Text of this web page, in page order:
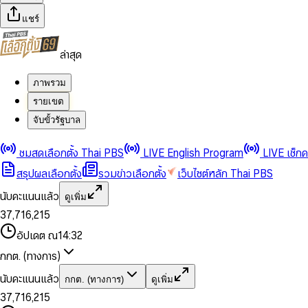
แชร์
ล่าสุด
ภาพรวม
รายเขต
จับขั้วรัฐบาล
ชมสดเลือกตั้ง Thai PBS LIVE English Program
LIVE เช็ก
สรุปผลเลือกตั้ง
รวมข่าวเลือกตั้ง
เว็บไซต์หลัก Thai PBS
นับคะแนนแล้ว
ดูเพิ่ม
0
1
2
3
4
5
6
8
9
2
3
4
5
6
7
8
9
,
0
2
4
6
7
8
9
0
1
2
3
4
5
6
7
8
1
3
5
6
7
8
9
,
1
2
4
5
7
8
9
0
1
3
4
6
7
8
0
2
3
4
5
7
8
อัปเดต ณ14:32
กกต. (ทางการ)
นับคะแนนแล้ว
กกต. (ทางการ) ดูเพิ่ม
0
1
2
3
0
1
2
4
5
6
7,
0
1
2
4
6
7
0
1
0
1
3
5
6,
1
2
0
1
0
2
3
4
5